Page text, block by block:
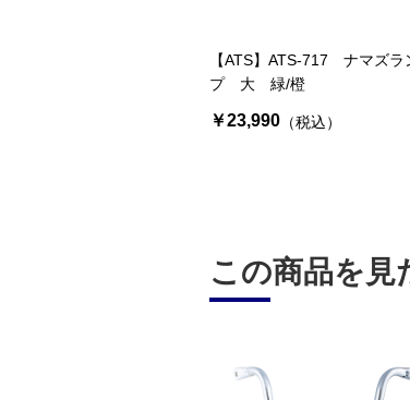
【ATS】ATS-717 ナマズラ
プ 大 緑/橙
￥23,990 （税込）
この商品を見